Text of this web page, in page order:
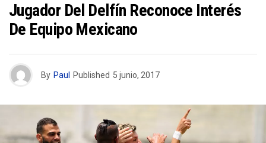
Jugador Del Delfín Reconoce Interés
De Equipo Mexicano
By Paul Published 5 junio, 2017